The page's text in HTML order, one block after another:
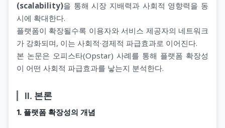
(scalability)을 통해 시장 지배력과 사회적 영향력을 동
시에 확대한다.
플랫폼이 확장될수록 이용자와 서비스 제공자의 네트워크
가 강화되며, 이는 사회적·경제적 파급효과로 이어진다.
본 논문은 오피스타(Opstar) 사례를 통해 플랫폼 확장성
이 어떤 사회적 파급효과를 낳는지 분석한다.
Ⅱ. 본론
1. 플랫폼 확장성의 개념